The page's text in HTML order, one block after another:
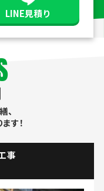
LINE見積り
、
す！